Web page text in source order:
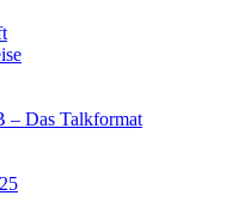
– Das Talkformat